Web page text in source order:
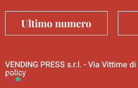
Ultimo numero
VENDING PRESS s.r.l. - Via Vittime
policy